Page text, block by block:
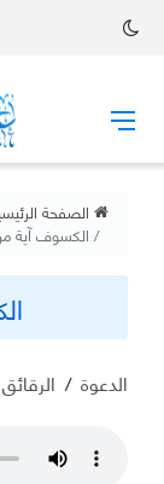
الصفحة
الكسوف آية
الدعوة / الرقائق